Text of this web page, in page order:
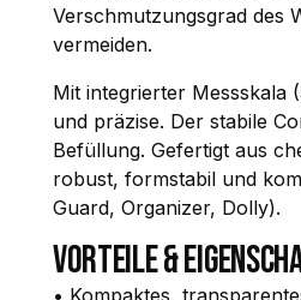
Verschmutzungsgrad des
vermeiden.
Mit integrierter Messskala
und präzise. Der stabile
Befüllung. Gefertigt aus
robust, formstabil und
Guard, Organizer, Dolly).
VORTEILE &
• Kompaktes,